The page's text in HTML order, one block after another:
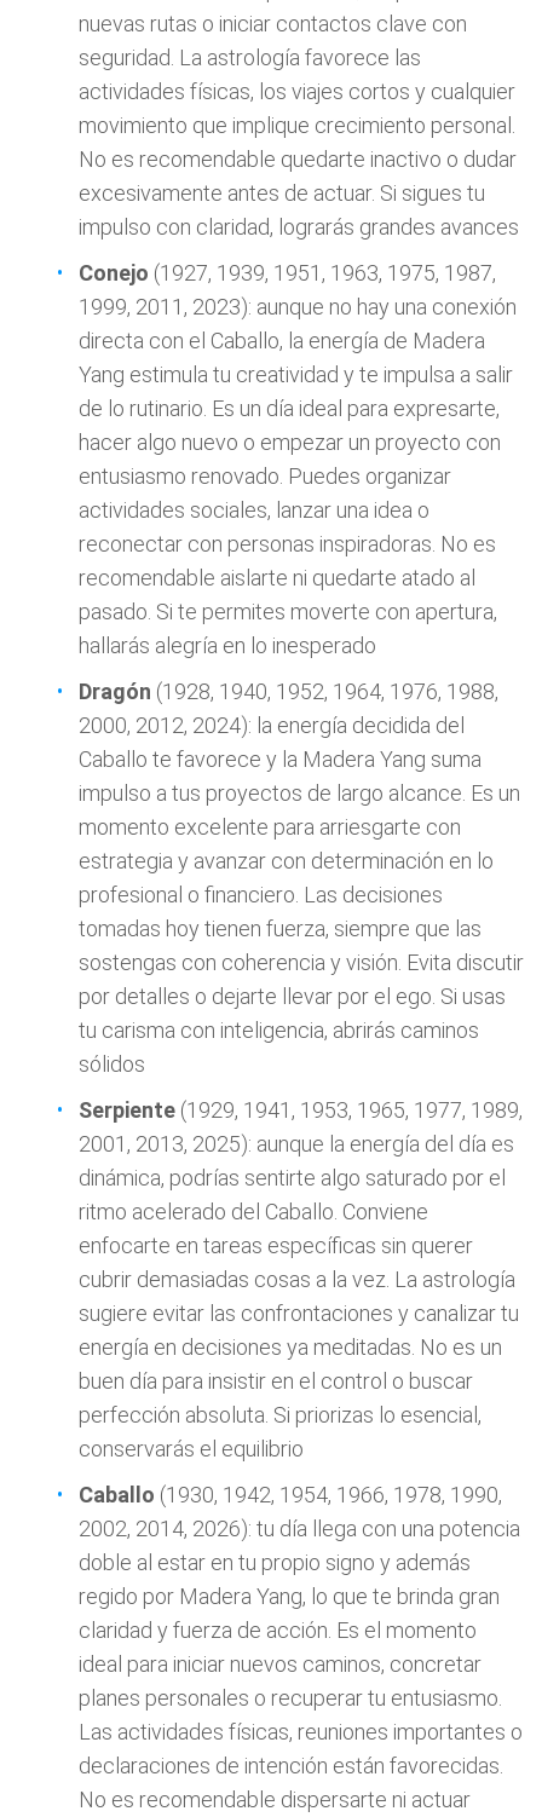
nuevas rutas o iniciar contactos clave con
seguridad. La astrología favorece las
actividades físicas, los viajes cortos y cualquier
movimiento que implique crecimiento personal.
No es recomendable quedarte inactivo o dudar
excesivamente antes de actuar. Si sigues tu
impulso con claridad, lograrás grandes avances
Conejo (1927, 1939, 1951, 1963, 1975, 1987,
1999, 2011, 2023): aunque no hay una conexión
directa con el Caballo, la energía de Madera
Yang estimula tu creatividad y te impulsa a salir
de lo rutinario. Es un día ideal para expresarte,
hacer algo nuevo o empezar un proyecto con
entusiasmo renovado. Puedes organizar
actividades sociales, lanzar una idea o
reconectar con personas inspiradoras. No es
recomendable aislarte ni quedarte atado al
pasado. Si te permites moverte con apertura,
hallarás alegría en lo inesperado
Dragón (1928, 1940, 1952, 1964, 1976, 1988,
2000, 2012, 2024): la energía decidida del
Caballo te favorece y la Madera Yang suma
impulso a tus proyectos de largo alcance. Es un
momento excelente para arriesgarte con
estrategia y avanzar con determinación en lo
profesional o financiero. Las decisiones
tomadas hoy tienen fuerza, siempre que las
sostengas con coherencia y visión. Evita discutir
por detalles o dejarte llevar por el ego. Si usas
tu carisma con inteligencia, abrirás caminos
sólidos
Serpiente (1929, 1941, 1953, 1965, 1977, 1989,
2001, 2013, 2025): aunque la energía del día es
dinámica, podrías sentirte algo saturado por el
ritmo acelerado del Caballo. Conviene
enfocarte en tareas específicas sin querer
cubrir demasiadas cosas a la vez. La astrología
sugiere evitar las confrontaciones y canalizar tu
energía en decisiones ya meditadas. No es un
buen día para insistir en el control o buscar
perfección absoluta. Si priorizas lo esencial,
conservarás el equilibrio
Caballo (1930, 1942, 1954, 1966, 1978, 1990,
2002, 2014, 2026): tu día llega con una potencia
doble al estar en tu propio signo y además
regido por Madera Yang, lo que te brinda gran
claridad y fuerza de acción. Es el momento
ideal para iniciar nuevos caminos, concretar
planes personales o recuperar tu entusiasmo.
Las actividades físicas, reuniones importantes o
declaraciones de intención están favorecidas.
No es recomendable dispersarte ni actuar